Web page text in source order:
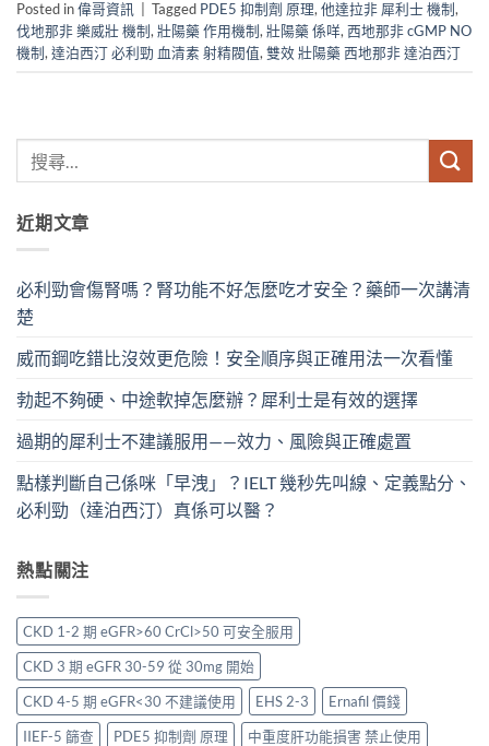
Posted in偉哥資訊 Tagged PDE5 抑制劑 原理, 他達拉非 犀利士 機制,
伐地那非 樂威壯 機制, 壯陽藥 作用機制, 壯陽藥 係咩, 西地那非 cGMP NO
機制, 達泊西汀 必利勁 血清素 射精閥值, 雙效 壯陽藥 西地那非 達泊西汀
近期文章
必利勁會傷腎嗎？腎功能不好怎麼吃才安全？藥師一次講清
楚
威而鋼吃錯比沒效更危險！安全順序與正確用法一次看懂
勃起不夠硬、中途軟掉怎麼辦？犀利士是有效的選擇
過期的犀利士不建議服用——效力、風險與正確處置
點樣判斷自己係咪「早洩」？IELT 幾秒先叫線、定義點分、
必利勁（達泊西汀）真係可以醫？
熱點關注
CKD 1-2 期 eGFR>60 CrCl>50 可安全服用
CKD 3 期 eGFR 30-59 從 30mg 開始
CKD 4-5 期 eGFR<30 不建議使用
EHS 2-3
Ernafil 價錢
IIEF-5 篩查
PDE5 抑制劑 原理
中重度肝功能損害 禁止使用